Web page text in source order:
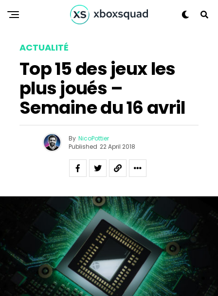
ACTUALITÉ
Top 15 des jeux les
plus joués –
Semaine du 16 avril
By NicoPottier
Published 22 April 2018